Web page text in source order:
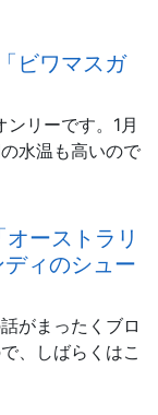
ビワマスガ
ンリーです。1月
水温も高いので
ーストラリ
ィのシュー
がまったくブロ
、しばらくはこ